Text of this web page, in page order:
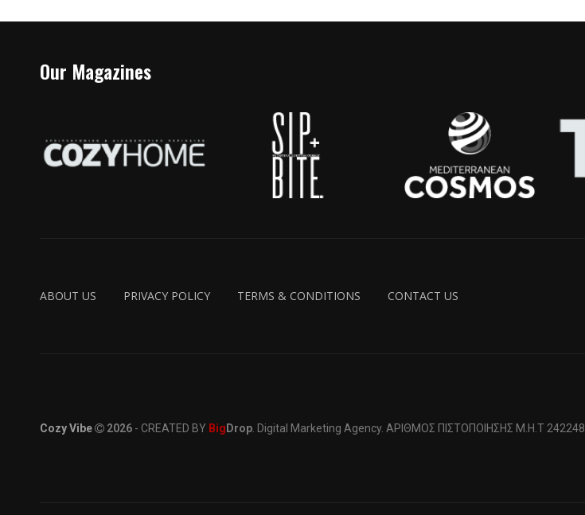
Our Magazines
ABOUT US PRIVACY POLICY TERMS & CONDITIONS CONTACT US
Cozy Vibe 2026 - CREATED BY Big Drop. Digital Marketing Agency. ΑΡΙΘΜΟΣ ΠΙΣΤΟΠΟΙΗΣΗΣ Μ.Η.Τ 242248